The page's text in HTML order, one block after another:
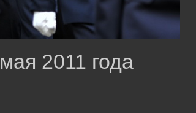
2011 года